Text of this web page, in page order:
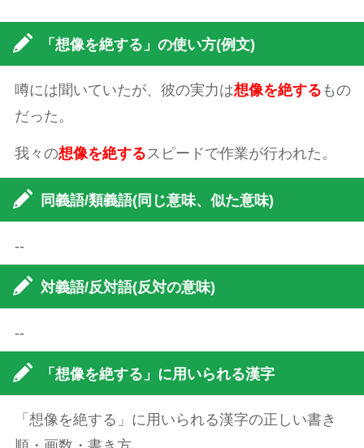
「想像を絶する」の使い方(例文)
噂には聞いていたが、彼の実力は想像を絶する もの
だった。
我々の想像を絶する スピードで作業が行われた。
同義語/類義語(同じ意味、似た意味)
--
対義語/反対語(反対の意味)
--
「想像を絶する」に用いられる漢字
「想像を絶する」に用いられる漢字の正しい書き